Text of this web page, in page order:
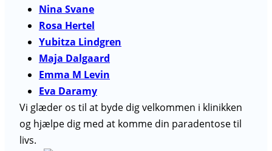
Nina Svane
Rosa Hertel
Yubitza Lindgren
Maja Dalgaard
Emma M Levin
Eva Daramy
Vi glæder os til at byde dig velkommen i klinikken
og hjælpe dig med at komme din paradentose til
livs.